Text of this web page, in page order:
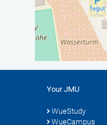
Your JMU
WueStudy
WueCampus